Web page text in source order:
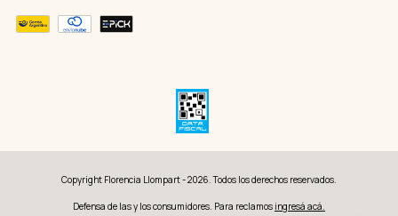
Copyright Florencia Llompart - 2026. Todos los derechos reservados.
Defensa de las y los consumidores. Para reclamos ingresá acá.